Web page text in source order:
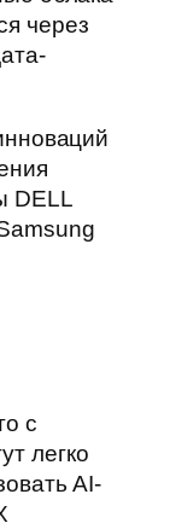
через
DELL
с
легко
AI-